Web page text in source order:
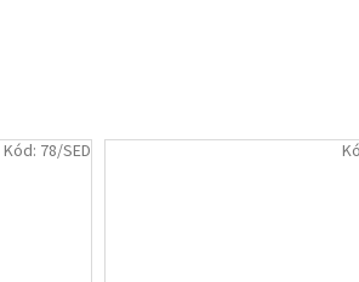
Kód: 78/SED